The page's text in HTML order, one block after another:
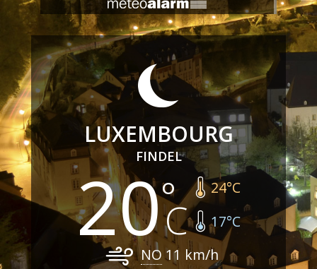
LUXEMBOURG
FINDEL
20 24°C
17°C
NO 11 km/h